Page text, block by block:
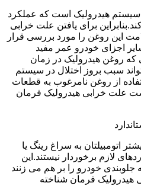
هیدرولیک است که عملکرد
برای یافتن علت خرابی
این روغن را مورد بررسی قرار
اجزای خودرو عمر مفید
که روغن هیدرولیک در زمان
سبب بروز اختلال در سیستم
از روغن نامرغوب به قطعات
علت خرابی هیدرولیک فرمان
اتومبیلتان به سراغ رینگ یا
لازم برخوردار نیستند.این
زوایای ۵ گانه جلوبندی خودرو را بر هم می زنند
هیدرولیک فرمان شناخته